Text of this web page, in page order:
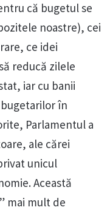
că bugetul se
noastre), cei
ce idei
reducă zilele
iar cu banii
în
Parlamentul a
ale cărei
unicul
Această
mai mult de